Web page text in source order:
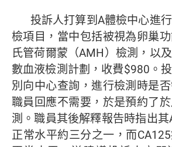
投訴人打算到A體檢中心進
檢項目，當中包括被視為卵巢
氏管荷爾蒙（AMH）檢測，以
數血液檢測計劃，收費$980。
別向中心查詢，進行檢測時是
職員回應不需要，於是預約了
測。職員其後解釋報告時指出
正常水平約三分之一，而